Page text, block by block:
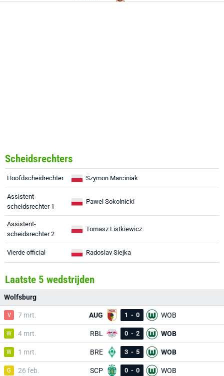
Scheidsrechters
Hoofdscheidrechter Szymon Marciniak
Assistent-
scheidsrechter 1
Pawel Sokolnicki
Assistent-
scheidsrechter 2
Tomasz Listkiewicz
Vierde official Radoslav Siejka
Laatste 5 wedstrijden
Wolfsburg
V 7 mrt. AUG 1 - 0 WOB
W 4 mrt. RBL 0 - 2 WOB
W 1 mrt. BRE 3 - 5 WOB
G 26 feb. SCP 0 - 0 WOB